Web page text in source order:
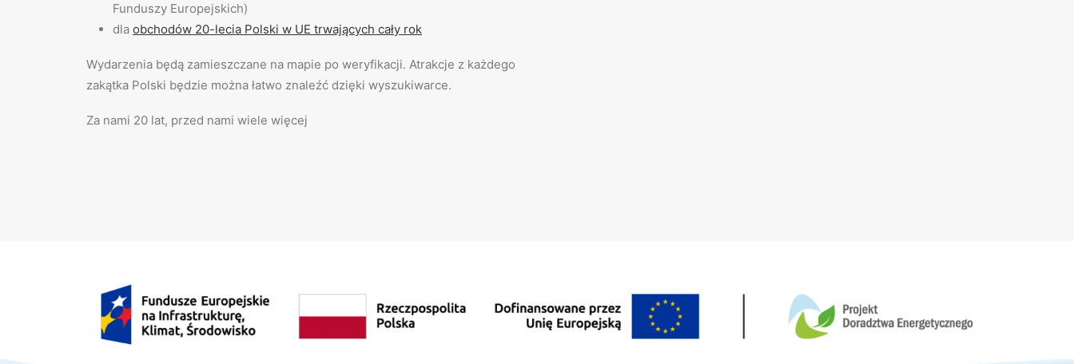
Funduszy Europejskich)
dla obchodów 20-lecia Polski w UE trwających cały rok
Wydarzenia będą zamieszczane na mapie po weryfikacji. Atrakcje z każdego
zakątka Polski będzie można łatwo znaleźć dzięki wyszukiwarce.
Za nami 20 lat, przed nami wiele więcej